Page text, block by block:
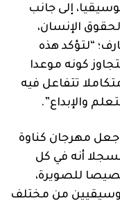
كناويا، و52 حفلا موسيقيا، إلى جانب
الإنسان،
“لتؤكد هذه
كونه موعدا
تتفاعل فيه
والإبداع”.
جعل مهرجان كناوة
أنه في كل
للصويرة،
من مختلف